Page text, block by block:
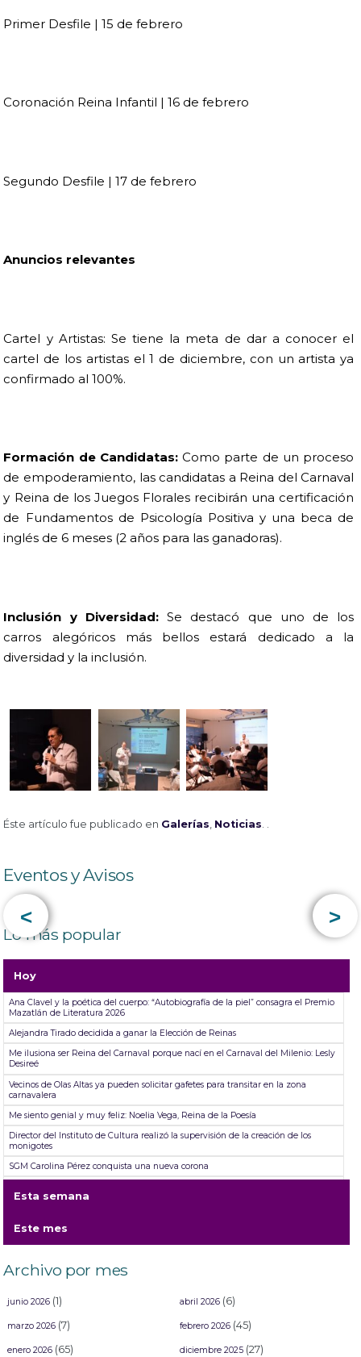
Primer Desfile | 15 de febrero
Coronación Reina Infantil | 16 de febrero
Segundo Desfile | 17 de febrero
Anuncios relevantes
Cartel y Artistas: Se tiene la meta de dar a conocer el
cartel de los artistas el 1 de diciembre, con un artista ya
confirmado al 100%.
Formación de Candidatas:Como parte de un proceso
de empoderamiento, las candidatas a Reina del Carnaval
y Reina de los Juegos Florales recibirán una certificación
de Fundamentos de Psicología Positiva y una beca de
inglés de 6 meses (2 años para las ganadoras).
Inclusión y Diversidad:Se destacó que uno de los
carros alegóricos más bellos estará dedicado a la
diversidad y la inclusión.
Éste artículo fue publicado en Galerías, Noticias. .
Eventos y Avisos
< >
Lo más popular
Hoy
Ana Clavel y la poética del cuerpo: “Autobiografía de la piel” consagra el Premio
Mazatlán de Literatura 2026
Alejandra Tirado decidida a ganar la Elección de Reinas
Me ilusiona ser Reina del Carnaval porque nací en el Carnaval del Milenio: Lesly
Desireé
Vecinos de Olas Altas ya pueden solicitar gafetes para transitar en la zona
carnavalera
Me siento genial y muy feliz: Noelia Vega, Reina de la Poesía
Director del Instituto de Cultura realizó la supervisión de la creación de los
monigotes
SGM Carolina Pérez conquista una nueva corona
Un éxito total en el Malecón
Tambora” 2026
Mazatlán se presenta con éxito en la Fórmula 1.
Esta semana
Este mes
Archivo por mes
junio 2026(1) abril 2026(6)
marzo 2026(7) febrero 2026(45)
enero 2026(65) diciembre 2025(27)